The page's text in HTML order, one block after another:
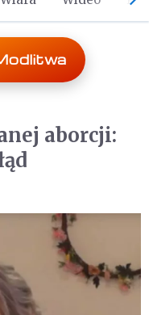
aborcji: